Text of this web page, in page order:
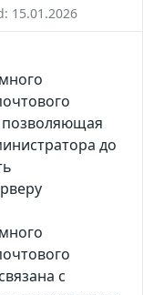
15.01.2026
позволяющая
до
с